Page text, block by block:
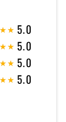
5.0
5.0
5.0
5.0